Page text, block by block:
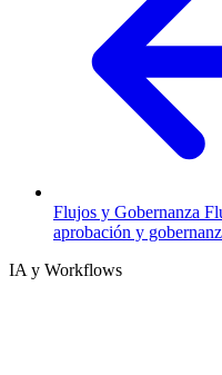
Flujos y Gobernanza
aprobación y
IA y Workflows